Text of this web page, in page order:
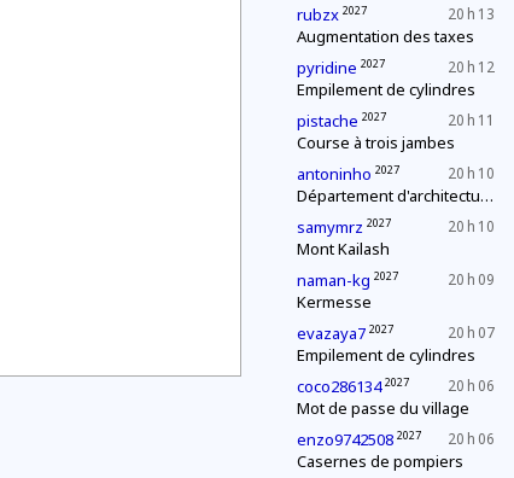
20 h 13
rubzx 2027
Augmentation des taxes
20 h 12
pyridine 2027
Empilement de cylindres
20 h 11
pistache 2027
Course à trois jambes
20 h 10
antoninho 2027
Département d'architecture : construction d'une pyramide
20 h 10
samymrz 2027
Mont Kailash
20 h 09
naman-kg 2027
Kermesse
20 h 07
evazaya7 2027
Empilement de cylindres
20 h 06
coco286134 2027
Mot de passe du village
20 h 06
enzo9742508 2027
Casernes de pompiers